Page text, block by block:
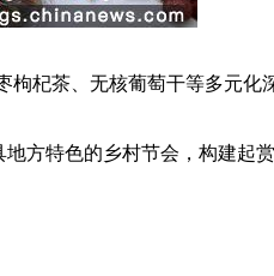
杞茶、无核葡萄干等多元化
方特色的乡村节会，构建起